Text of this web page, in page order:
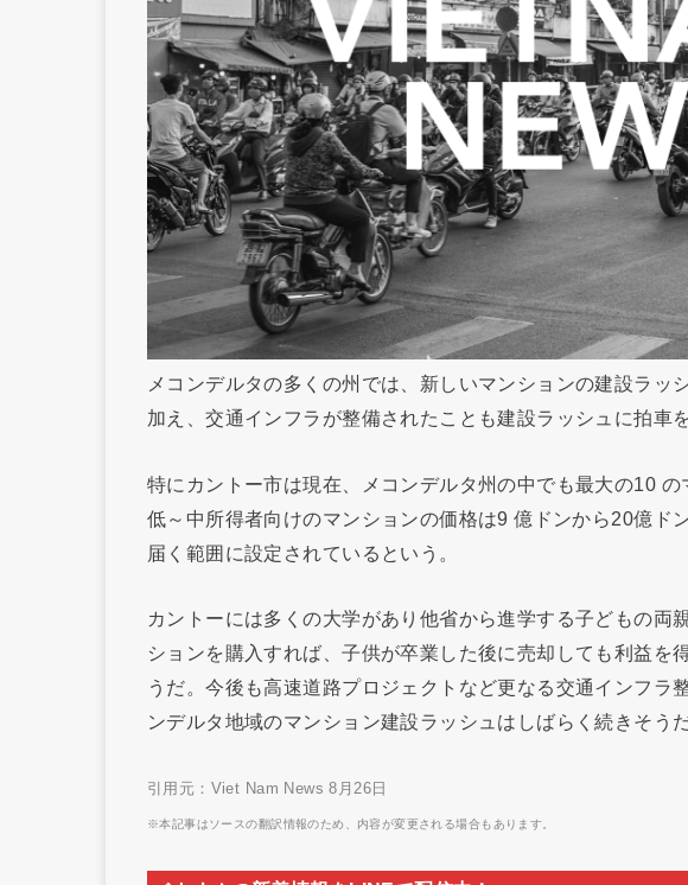
メコンデルタの多くの州では、新しいマンションの建設ラッ
加え、交通インフラが整備されたことも建設ラッシュに拍車
特にカントー市は現在、メコンデルタ州の中でも最大の10 の
低～中所得者向けのマンションの価格は9 億ドンから20億ド
届く範囲に設定されているという。
カントーには多くの大学があり他省から進学する子どもの両
ションを購入すれば、子供が卒業した後に売却しても利益を
うだ。今後も高速道路プロジェクトなど更なる交通インフラ
ンデルタ地域のマンション建設ラッシュはしばらく続きそうだ
引用元：Viet Nam News 8月26日
※本記事はソースの翻訳情報のため、内容が変更される場合もあります。